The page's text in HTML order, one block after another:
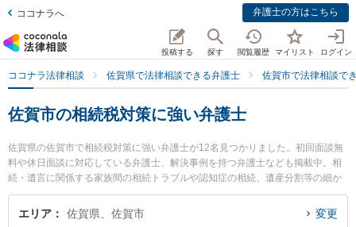
ココナラへ 弁護士の方はこちら
投稿する 探す 閲覧履歴 マイリスト ログイン
ココナラ法律相談 佐賀県で法律相談できる弁護士 佐賀市で法律相談で
佐賀市の相続税対策に強い弁護士
佐賀県の佐賀市で相続税対策に強い弁護士が12名見つかりました。初回面談無
料や休日面談に対応している弁護士、解決事例を持つ弁護士なども掲載中。相
続・遺言に関係する家族間の相続トラブルや認知症の相続、遺産分割等の細か
な分野での絞り込み検索もでき便利です。特に鬼塚・吉村法律事務所の吉村 真
一弁護士や小畑法律事務所の野口 大弁護士、ありあけ法律事務所の富永 洋一弁
護士のプロフィール情報や弁護士費用、強みなどが注目されています。『佐賀
エリア 佐賀県、佐賀市 変更